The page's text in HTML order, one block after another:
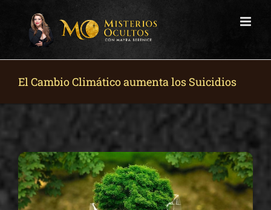
El Cambio Climático aumenta los Suicidios